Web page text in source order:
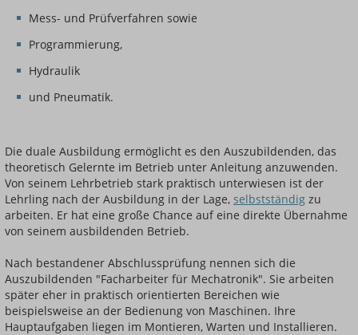
Mess- und Prüfverfahren sowie
Programmierung,
Hydraulik
und Pneumatik.
Die duale Ausbildung ermöglicht es den Auszubildenden, das
theoretisch Gelernte im Betrieb unter Anleitung anzuwenden.
Von seinem Lehrbetrieb stark praktisch unterwiesen ist der
Lehrling nach der Ausbildung in der Lage, selbstständig zu
arbeiten. Er hat eine große Chance auf eine direkte Übernahme
von seinem ausbildenden Betrieb.
Nach bestandener Abschlussprüfung nennen sich die
Auszubildenden "Facharbeiter für Mechatronik". Sie arbeiten
später eher in praktisch orientierten Bereichen wie
beispielsweise an der Bedienung von Maschinen. Ihre
Hauptaufgaben liegen im Montieren, Warten und Installieren.